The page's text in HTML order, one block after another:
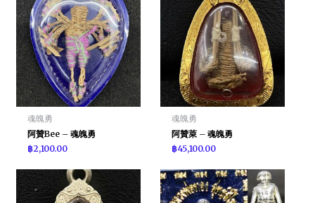
魂魄勇
阿贊Bee – 魂魄勇
฿2,100.00
魂魄勇
阿贊萊 – 魂魄勇
฿45,100.00